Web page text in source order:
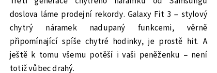
doslova láme prodejní rekordy. Galaxy Fit 3 – stylový
chytrý náramek nadupaný funkcemi, věrně
připomínající spíše chytré hodinky, je prostě hit. A
ještě k tomu všemu potěší i vaši peněženku – není
totiž vůbec drahý.